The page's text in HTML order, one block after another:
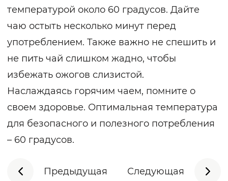
температурой около 60 градусов. Дайте
чаю остыть несколько минут перед
употреблением. Также важно не спешить и
не пить чай слишком жадно, чтобы
избежать ожогов слизистой.
Наслаждаясь горячим чаем, помните о
своем здоровье. Оптимальная температура
для безопасного и полезного потребления
– 60 градусов.
Предыдущая Следующая